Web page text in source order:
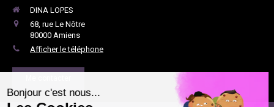
DINA LOPES
68, rue Le Nôtre
80000 Amiens
Afficher le téléphone